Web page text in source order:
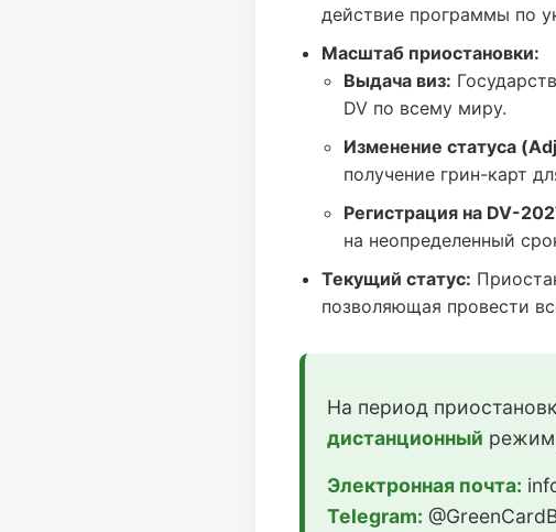
действие программы по
Масштаб приостановки:
Выдача виз:
DV по всему миру.
Изменение статуса
получение грин-карт
Регистрация на DV-
на неопределенный
Текущий статус:
позволяющая провести
На период
дистанционный режим
Электронная почта:
Telegram: